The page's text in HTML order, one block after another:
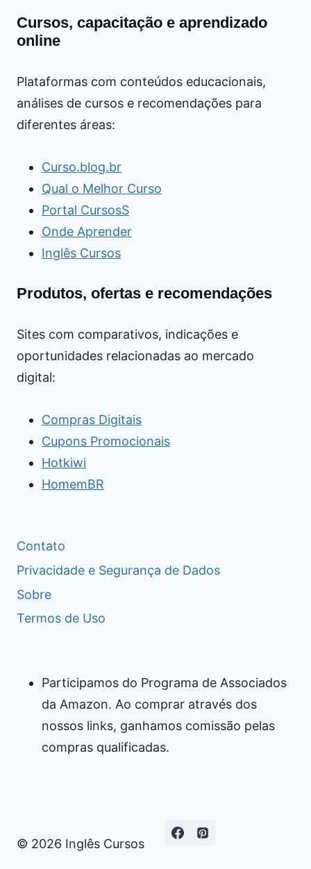
Cursos, capacitação e aprendizado
online
Plataformas com conteúdos educacionais,
análises de cursos e recomendações para
diferentes áreas:
Curso.blog.br
Qual o Melhor Curso
Portal CursosS
Onde Aprender
Inglês Cursos
Produtos, ofertas e recomendações
Sites com comparativos, indicações e
oportunidades relacionadas ao mercado
digital:
Compras Digitais
Cupons Promocionais
Hotkiwi
HomemBR
Contato
Privacidade e Segurança de Dados
Sobre
Termos de Uso
Participamos do Programa de Associados
da Amazon. Ao comprar através dos
nossos links, ganhamos comissão pelas
compras qualificadas.
© 2026 Inglês Cursos